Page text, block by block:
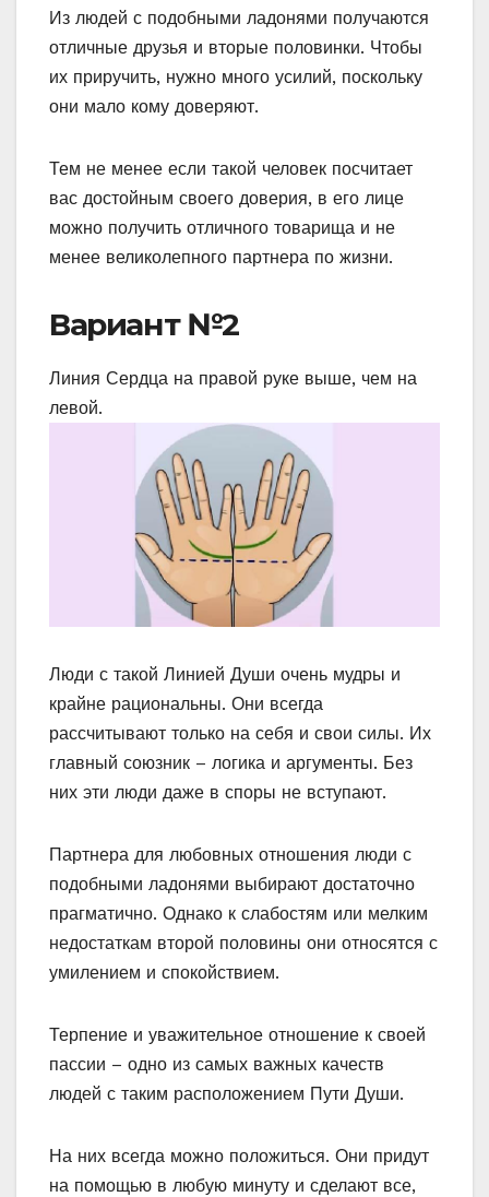
Из людей с подобными ладонями получаются
отличные друзья и вторые половинки. Чтобы
их приручить, нужно много усилий, поскольку
они мало кому доверяют.
Тем не менее если такой человек посчитает
вас достойным своего доверия, в его лице
можно получить отличного товарища и не
менее великолепного партнера по жизни.
Вариант №2
Линия Сердца на правой руке выше, чем на
левой.
Люди с такой Линией Души очень мудры и
крайне рациональны. Они всегда
рассчитывают только на себя и свои силы. Их
главный союзник – логика и аргументы. Без
них эти люди даже в споры не вступают.
Партнера для любовных отношения люди с
подобными ладонями выбирают достаточно
прагматично. Однако к слабостям или мелким
недостаткам второй половины они относятся с
умилением и спокойствием.
Терпение и уважительное отношение к своей
пассии – одно из самых важных качеств
людей с таким расположением Пути Души.
На них всегда можно положиться. Они придут
на помощью в любую минуту и сделают все,